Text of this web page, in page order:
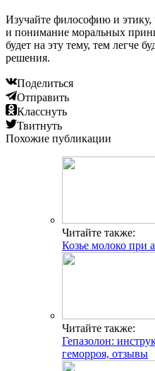
Изучайте философию и этику,
и понимание моральных
будет на эту тему, тем легче
решения.
Поделиться
Отправить
Класснуть
Твитнуть
Похожие публикации
Читайте также:
Козье молоко при
Читайте также:
Гепазолон:
геморроя, отзывы